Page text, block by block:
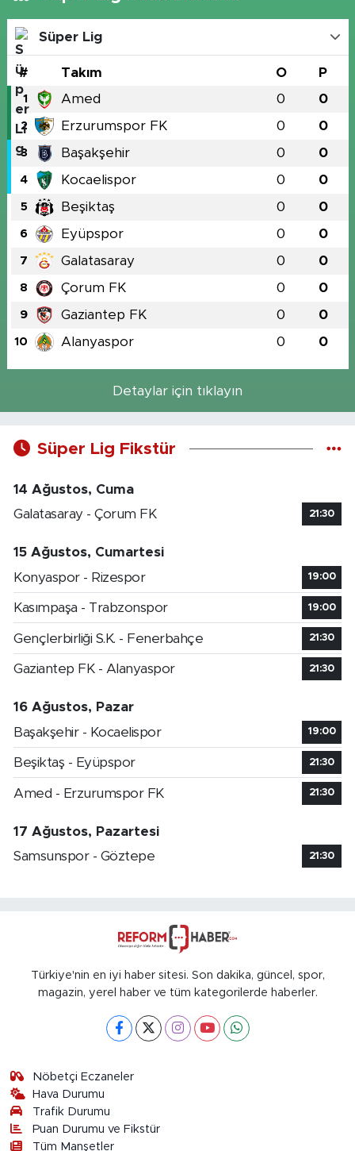
Süper Lig
# Takım O P
1 Amed 0 0
2 Erzurumspor FK 0 0
3 Başakşehir 0 0
4 Kocaelispor 0 0
5 Beşiktaş 0 0
6 Eyüpspor 0 0
7 Galatasaray 0 0
8 Çorum FK 0 0
9 Gaziantep FK 0 0
10 Alanyaspor 0 0
Detaylar için tıklayın
Süper Lig Fikstür
14 Ağustos, Cuma
Galatasaray - Çorum FK
21:30
15 Ağustos, Cumartesi
Konyaspor - Rizespor
19:00
Kasımpaşa - Trabzonspor 19:00
Gençlerbirliği S.K. - Fenerbahçe 21:30
Gaziantep FK - Alanyaspor 21:30
16 Ağustos, Pazar
Başakşehir - Kocaelispor
19:00
Beşiktaş - Eyüpspor 21:30
Amed - Erzurumspor FK 21:30
17 Ağustos, Pazartesi
Samsunspor - Göztepe
21:30
Türkiye'nin en iyi haber sitesi. Son dakika, güncel, spor,
magazin, yerel haber ve tüm kategorilerde haberler.
Nöbetçi Eczaneler
Hava Durumu
Trafik Durumu
Puan Durumu ve Fikstür
Tüm Manşetler